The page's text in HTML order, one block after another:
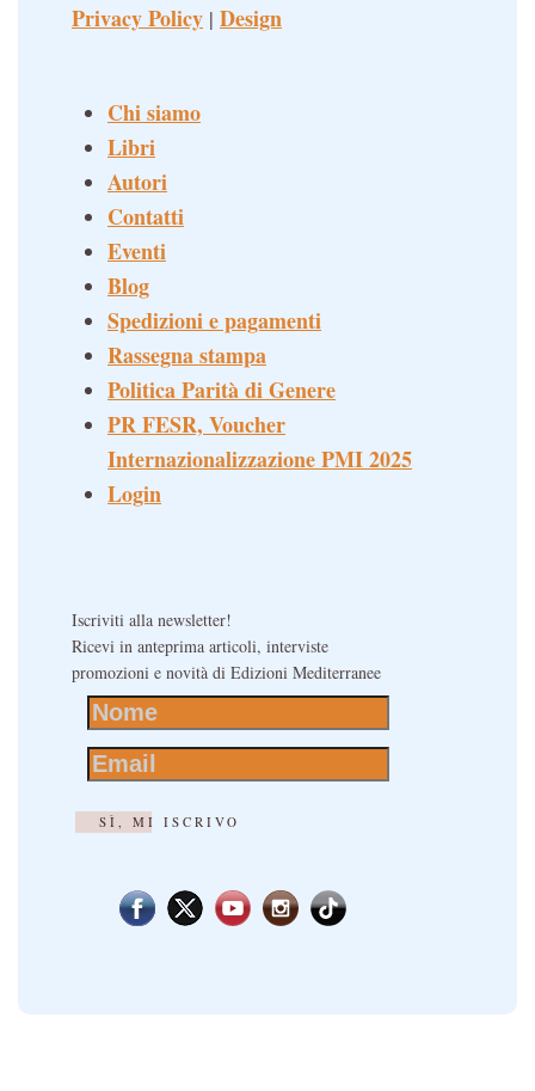
Privacy Policy | Design
Chi siamo
Libri
Autori
Contatti
Eventi
Blog
Spedizioni e pagamenti
Rassegna stampa
Politica Parità di Genere
PR FESR, Voucher
Internazionalizzazione PMI 2025
Login
Iscriviti alla newsletter!
Ricevi in anteprima articoli, interviste
promozioni e novità di Edizioni Mediterranee
SÌ, MI ISCRIVO